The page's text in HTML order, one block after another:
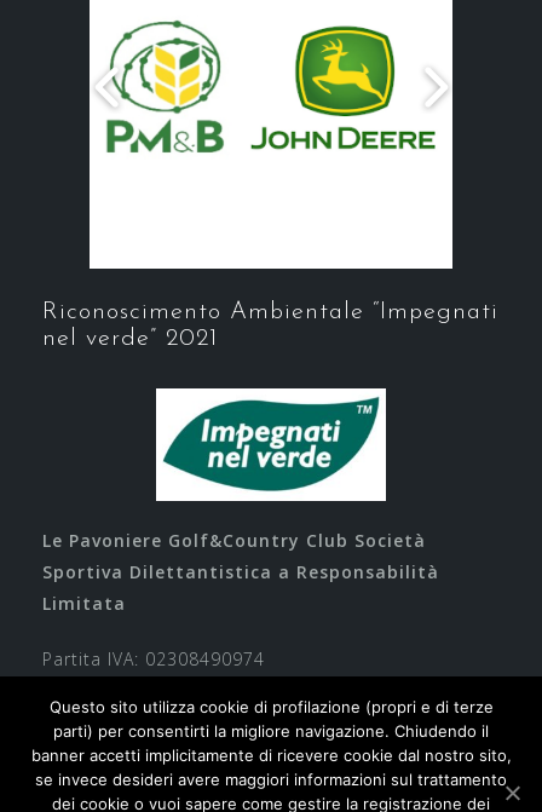
Riconoscimento Ambientale “Impegnati
nel verde” 2021
Le Pavoniere Golf&Country Club Società
Sportiva Dilettantistica a Responsabilità
Limitata
Partita IVA: 02308490974
Questo sito utilizza cookie di profilazione (propri e di terze
parti) per consentirti la migliore navigazione. Chiudendo il
banner accetti implicitamente di ricevere cookie dal nostro sito,
se invece desideri avere maggiori informazioni sul trattamento
dei cookie o vuoi sapere come gestire la registrazione dei